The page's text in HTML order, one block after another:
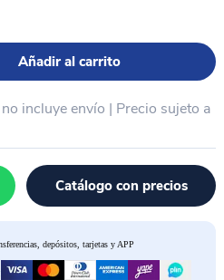
Añadir al carrito
incluye envío | Precio sujeto a
Catálogo con precios
depósitos, tarjetas y APP